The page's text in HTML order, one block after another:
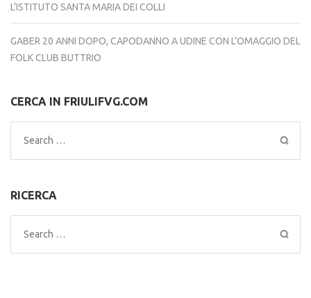
L’ISTITUTO SANTA MARIA DEI COLLI
GABER 20 ANNI DOPO, CAPODANNO A UDINE CON L’OMAGGIO DEL
FOLK CLUB BUTTRIO
CERCA IN FRIULIFVG.COM
Search
for:
RICERCA
Search
for: